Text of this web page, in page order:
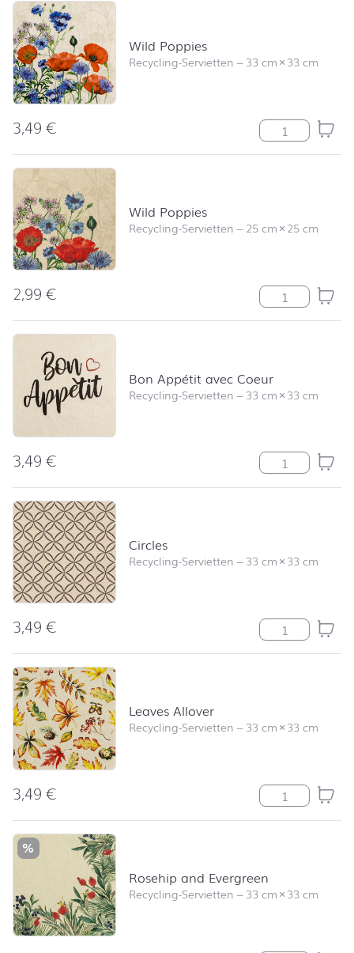
Wild Poppies
Recycling-Servietten –33 cm×33 cm
3,49€ Wild Poppies
Wild Poppies
Recycling-Servietten –25 cm×25 cm
2,99€ Wild Poppies
Bon Appétit avec Coeur
Recycling-Servietten –33 cm×33 cm
3,49€ Bon Appétit
Circles
Recycling-Servietten –33 cm×33 cm
3,49€ Circles Menge
Leaves Allover
Recycling-Servietten –33 cm×33 cm
3,49€ Leaves Allover
%
Rosehip and Evergreen
Recycling-Servietten –33 cm×33 cm